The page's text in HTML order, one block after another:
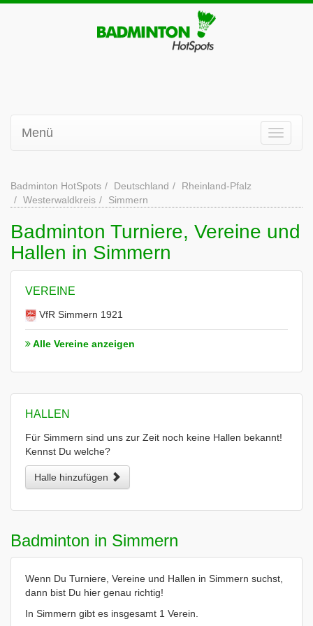
Menü
Badminton HotSpots Deutschland
Rheinland-Pfalz
Westerwaldkreis
Simmern
Badminton Turniere, Vereine und
Hallen in Simmern
VEREINE
VfR Simmern 1921
Alle Vereine anzeigen
HALLEN
Für Simmern sind uns zur Zeit noch keine Hallen bekannt!
Kennst Du welche?
Halle hinzufügen
Badminton in Simmern
Wenn Du Turniere, Vereine und Hallen in Simmern suchst,
dann bist Du hier genau richtig!
In Simmern gibt es insgesamt 1 Verein.